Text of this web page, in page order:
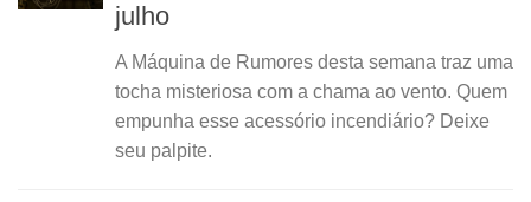
julho
A Máquina de Rumores desta semana traz uma
tocha misteriosa com a chama ao vento. Quem
empunha esse acessório incendiário? Deixe
seu palpite.